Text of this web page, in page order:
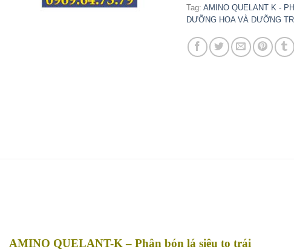
Tag: AMINO QUELANT K -
DƯỠNG HOA VÀ DƯỠNG
AMINO QUELANT-K – Phân bón lá siêu to trái